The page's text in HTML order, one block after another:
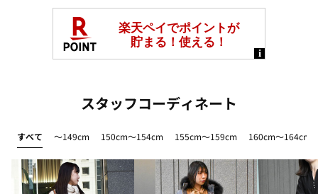
スタッフコーディネート
すべて ～149cm 150cm～154cm 155cm～159cm 160cm～164cm